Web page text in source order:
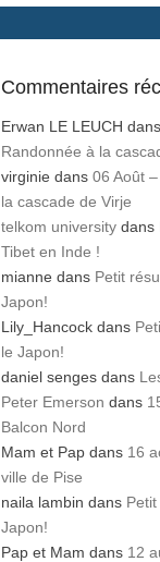
Commentaires
Erwan LE LEUCH dans
Randonnée à la
virginie dans 06 Août
la cascade de Virje
telkom university dans
Tibet en Inde !
mianne dans Petit
Japon!
Lily_Hancock dans
le Japon!
daniel senges dans
Peter Emerson dans
Balcon Nord
Mam et Pap dans 16
ville de Pise
naila lambin dans
Japon!
Pap et Mam dans 12